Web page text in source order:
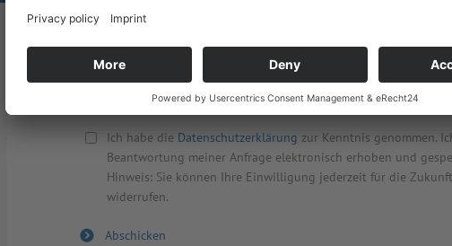
E-Mail
*
Ich habe die Datenschutzerklärung zur Kenntnis genommen.
Beantwortung meiner Anfrage elektronisch erhoben und
Hinweis: Sie können Ihre Einwilligung jederzeit für die
widerrufen.